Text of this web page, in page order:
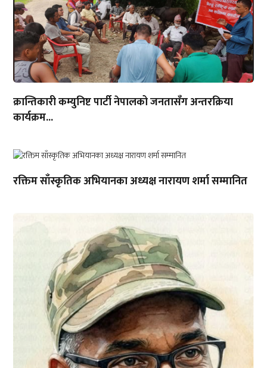
क्रान्तिकारी कम्युनिष्ट पार्टी नेपालको जनतासँग अन्तरक्रिया
कार्यक्रम...
रक्तिम साँस्कृतिक अभियानका अध्यक्ष नारायण शर्मा सम्मानित